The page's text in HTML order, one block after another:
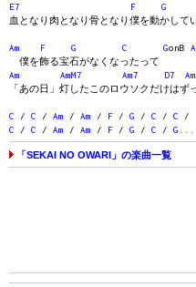
E7
F G
血となり肉となり骨となり僕を動かして
Am F G C GonB
僕を飾る宝石がなくなったって
Am
AmM7 Am7 D7 Am
「あの日」灯したこのロウソクだけはず
C / C / Am / Am / F / G / C / C /
C / C / Am / Am / F / G / C / G
「SEKAI NO OWARI」の楽曲一覧